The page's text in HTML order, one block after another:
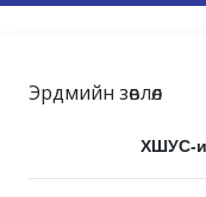
Эрдмийн зөвлөл
ХШУС-